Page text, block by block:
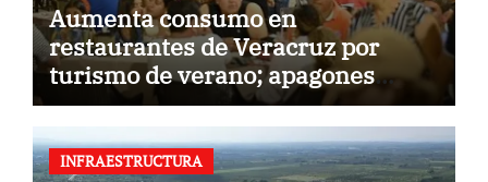
Aumenta consumo en
restaurantes de Veracruz por
turismo de verano; apagones
amenazan cadena de frío
INFRAESTRUCTURA